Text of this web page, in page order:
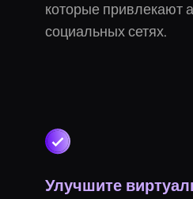
которые привлекают
социальных сетях.
Улучшите